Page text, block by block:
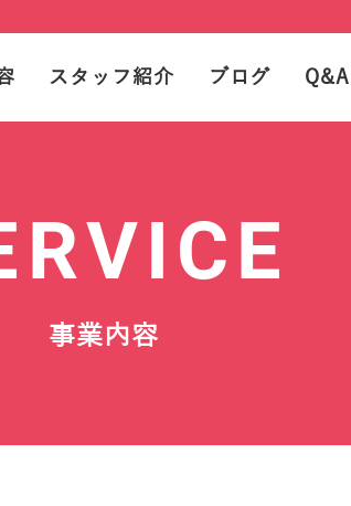
スタッフ紹介 ブログ Q&A
事業内容